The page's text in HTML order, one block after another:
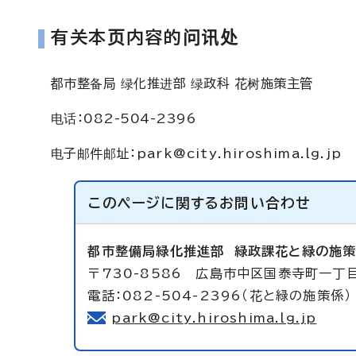
有关本页内容的问讯处
都市整备局 绿化推进部 绿政科 花树施策主管
电话：082-504-2396
电子邮件邮址 ： park@city.hiroshima.lg.jp
このページに関する お問い合わせ
都市整備局緑化推進部 緑政課花と緑の施
〒730-8586 広島市中区国泰寺町一丁
電話：082-504-2396（花と緑の施策係）
park@city.hiroshima.lg.jp